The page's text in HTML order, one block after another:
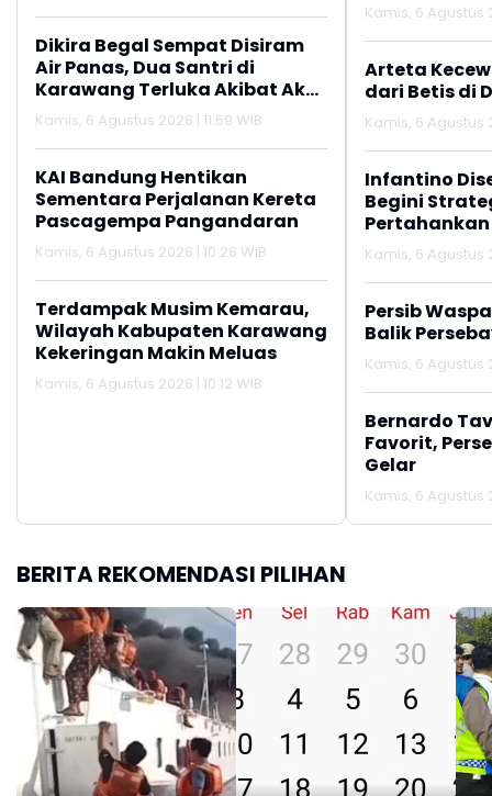
Dikira Begal Sempat Disiram
Air Panas, Dua Santri di
Karawang Terluka Akibat Aksi
Oknum Linmas
Kamis, 6 Agustus 2026 | 11:59 WIB
KAI Bandung Hentikan
Sementara Perjalanan Kereta
Pascagempa Pangandaran
Kamis, 6 Agustus 2026 | 10:26 WIB
Terdampak Musim Kemarau,
Wilayah Kabupaten Karawang
Kekeringan Makin Meluas
Kamis, 6 Agustus 2026 | 10:12 WIB
Kamis, 6 Agustus
Arteta
dari Betis di
Kamis, 6 Agustus
Infantino
Begini
Kamis, 6 Agustus
Persib
Balik
Kamis, 6 Agustus
Bernardo
Favorit,
Gelar
Kamis, 6 Agustus
BERITA REKOMENDASI PILIHAN